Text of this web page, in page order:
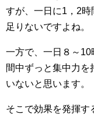
すが、一日に1，2
足りないですよね。
一方で、一日８～
間中ずっと集中力
いないと思います。
そこで効果を発揮す